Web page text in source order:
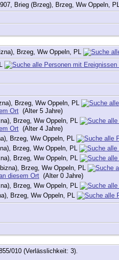
Brieg (Brzeg), Brzeg, Ww Oppeln, PL
Brzeg, Ww Oppeln, PL
Brzeg, Ww Oppeln, PL
(Alter 5 Jahre)
Brzeg, Ww Oppeln, PL
(Alter 4 Jahre)
Brzeg, Ww Oppeln, PL
Brzeg, Ww Oppeln, PL
Brzeg, Ww Oppeln, PL
Brzeg, Ww Oppeln, PL
(Alter 0 Jahre)
Brzeg, Ww Oppeln, PL
Brzeg, Ww Oppeln, PL
010 (Verlässlichkeit: 3).